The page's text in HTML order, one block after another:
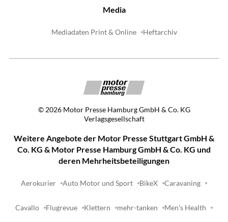
Media
Mediadaten Print & Online Heftarchiv
© 2026 Motor Presse Hamburg GmbH & Co. KG
Verlagsgesellschaft
Weitere Angebote der Motor Presse Stuttgart GmbH &
Co. KG & Motor Presse Hamburg GmbH & Co. KG und
deren Mehrheitsbeteiligungen
Aerokurier Auto Motor und Sport BikeX Caravaning
Cavallo Flugrevue Klettern mehr-tanken Men's Health